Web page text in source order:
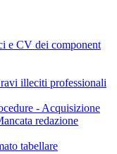
e CV dei component
illeciti professionali
- Acquisizione
redazione
tabellare